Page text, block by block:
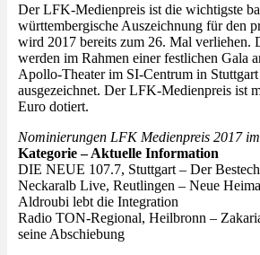
Der LFK-Medienpreis ist die wichtigste
württembergische Auszeichnung für den
wird 2017 bereits zum 26. Mal verliehen.
werden im Rahmen einer festlichen Gala
Apollo-Theater im SI-Centrum in Stuttgart
ausgezeichnet. Der LFK-Medienpreis ist
Euro dotiert.
Nominierungen LFK Medienpreis 2017
Kategorie – Aktuelle Information
DIE NEUE 107.7, Stuttgart – Der
Neckaralb Live, Reutlingen – Neue
Aldroubi lebt die Integration
Radio TON-Regional, Heilbronn –
seine Abschiebung